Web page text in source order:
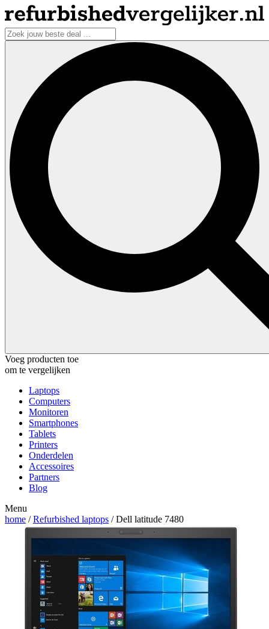
Voeg producten toe
om te vergelijken
Laptops
Computers
Monitoren
Smartphones
Tablets
Printers
Onderdelen
Accessoires
Partners
Blog
Menu
home /Refurbished laptops / Dell latitude 7480